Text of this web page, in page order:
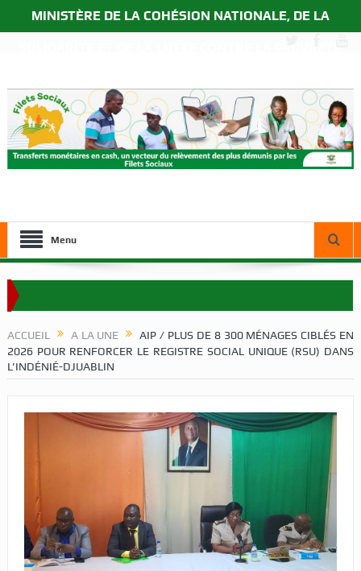
MINISTÈRE DE LA COHÉSION NATIONALE, DE LA
Menu
auprès des bénéficiaires du Programme Filets Sociaux à Korhogo
ACCUEIL A LA UNE
AIP / PLUS DE 8 300 MÉNAGES CIBLÉS EN
2026 POUR RENFORCER LE REGISTRE SOCIAL UNIQUE (RSU) DANS
L’INDÉNIÉ-DJUABLIN